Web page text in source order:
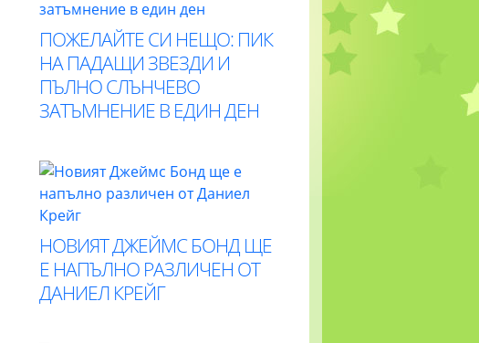
ПОЖЕЛАЙТЕ СИ НЕЩО: ПИК
НА ПАДАЩИ ЗВЕЗДИ И
ПЪЛНО СЛЪНЧЕВО
ЗАТЪМНЕНИЕ В ЕДИН ДЕН
НОВИЯТ ДЖЕЙМС БОНД ЩЕ
Е НАПЪЛНО РАЗЛИЧЕН ОТ
ДАНИЕЛ КРЕЙГ